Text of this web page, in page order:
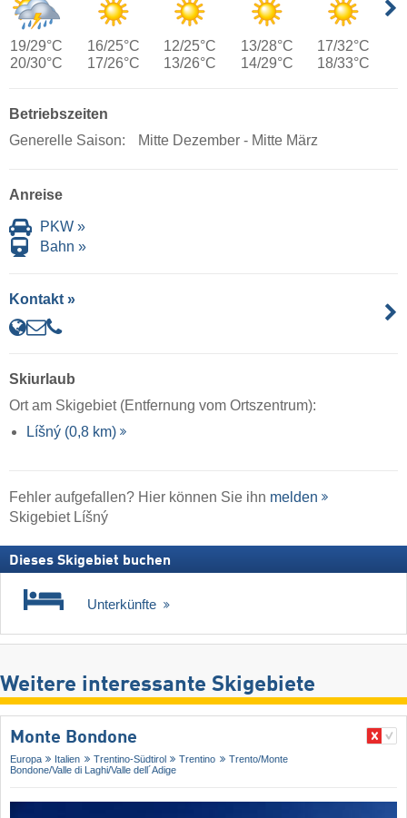
19/29°C
20/30°C
16/25°C
17/26°C
12/25°C
13/26°C
13/28°C
14/29°C
17/32°C
18/33°C
Betriebszeiten
Generelle Saison:
Mitte Dezember - Mitte März
Anreise
PKW »
Bahn »
Kontakt »
Skiurlaub
Ort am Skigebiet (Entfernung vom Ortszentrum):
Líšný (0,8 km)
Fehler aufgefallen? Hier können Sie ihn melden
Skigebiet Líšný
Dieses Skigebiet buchen
Unterkünfte
Weitere interessante Skigebiete
Monte Bondone
Europa Italien Trentino-Südtirol Trentino
Trento/​Monte
Bondone/​Valle di Laghi/​Valle dell´Adige